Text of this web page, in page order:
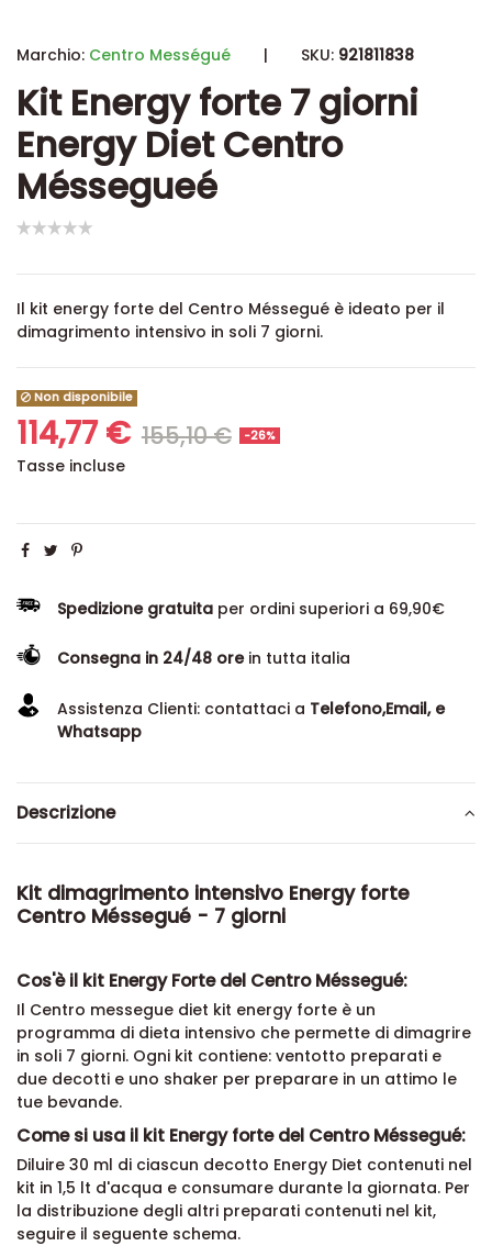
Marchio: Centro Mességué | SKU: 921811838
Kit Energy forte 7 giorni
Energy Diet Centro
Méssegueé
Il kit energy forte del Centro Méssegué è ideato per il
dimagrimento intensivo in soli 7 giorni.
Non disponibile
114,77 € 155,10 € -26%
Tasse incluse
Spedizione gratuita per ordini superiori a 69,90€
Consegna in 24/48 orein tutta italia
Assistenza Clienti: contattaci a Telefono,Email, e
Whatsapp
Descrizione
Kit dimagrimento intensivo Energy forte
Centro Méssegué - 7 giorni
Cos'è il kit Energy Forte del Centro Méssegué:
Il Centro messegue diet kit energy forte è un
programma di dieta intensivo che permette di dimagrire
in soli 7 giorni. Ogni kit contiene: ventotto preparati e
due decotti e uno shaker per preparare in un attimo le
tue bevande.
Come si usa il kit Energy forte del Centro Méssegué:
Diluire 30 ml di ciascun decotto Energy Diet contenuti nel
kit in 1,5 lt d'acqua e consumare durante la giornata. Per
la distribuzione degli altri preparati contenuti nel kit,
seguire il seguente schema.